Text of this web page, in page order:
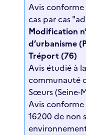
Avis conforme
cas par cas
Modification
d’urbanisme
Tréport (76)
Avis étudié à
communauté
Sœurs (Seine-
Avis
16200 de non